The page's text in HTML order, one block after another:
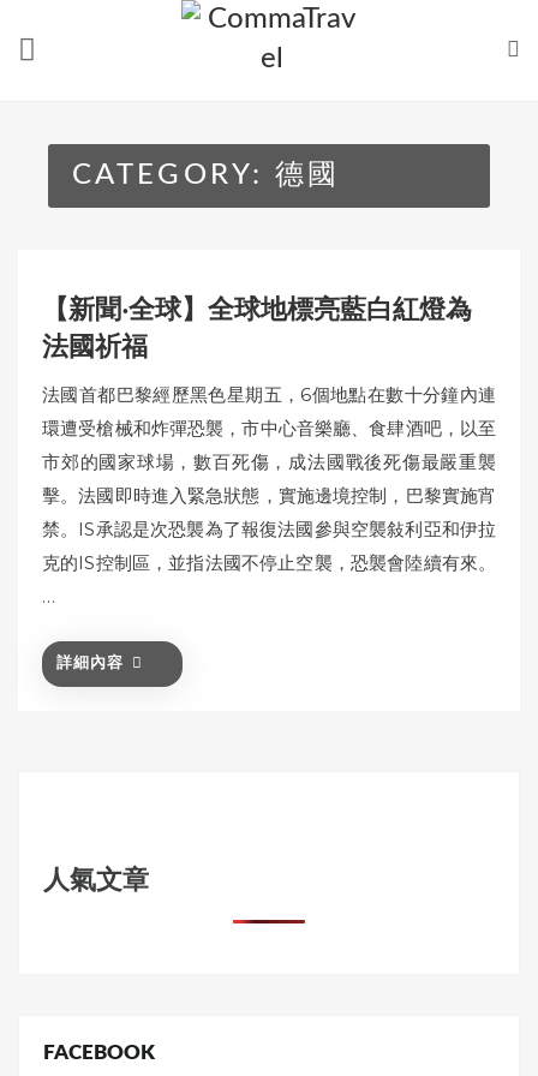
CATEGORY: 德國
【新聞‧全球】全球地標亮藍白紅燈為
法國祈福
法國首都巴黎經歷黑色星期五，6個地點在數十分鐘內連
環遭受槍械和炸彈恐襲，市中心音樂廳、食肆酒吧，以至
市郊的國家球場，數百死傷，成法國戰後死傷最嚴重襲
擊。法國即時進入緊急狀態，實施邊境控制，巴黎實施宵
禁。IS承認是次恐襲為了報復法國參與空襲敍利亞和伊拉
克的IS控制區，並指法國不停止空襲，恐襲會陸續有來。
…
詳細內容
人氣文章
FACEBOOK